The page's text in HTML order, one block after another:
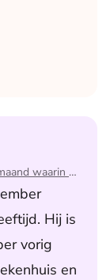
Blog Bianca | December: de maand waarin ik mijn man verloor
Hij is
vorig
en
de maand